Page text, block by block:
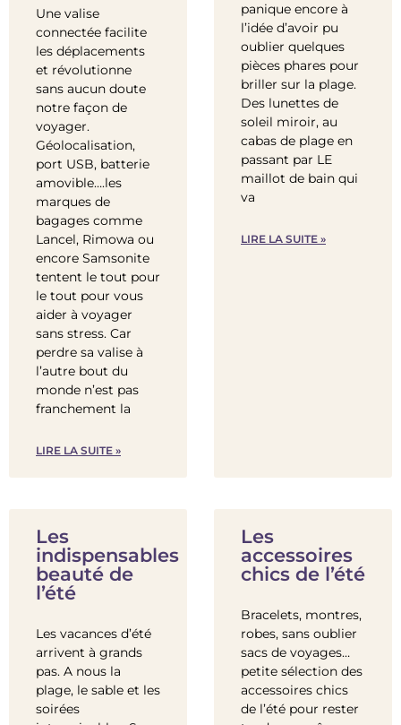
Une valise
connectée facilite
les déplacements
et révolutionne
sans aucun doute
notre façon de
voyager.
Géolocalisation,
port USB, batterie
amovible….les
marques de
bagages comme
Lancel, Rimowa ou
encore Samsonite
tentent le tout pour
le tout pour vous
aider à voyager
sans stress. Car
perdre sa valise à
l’autre bout du
monde n’est pas
franchement la
LIRE LA SUITE »
panique encore à
l’idée d’avoir pu
oublier quelques
pièces phares pour
briller sur la plage.
Des lunettes de
soleil miroir, au
cabas de plage en
passant par LE
maillot de bain qui
va
LIRE LA SUITE »
Les
indispensables
beauté de
l’été
Les vacances d’été
arrivent à grands
pas. A nous la
plage, le sable et les
soirées
Les
accessoires
chics de l’été
Bracelets, montres,
robes, sans oublier
sacs de voyages…
petite sélection des
accessoires chics
de l’été pour rester